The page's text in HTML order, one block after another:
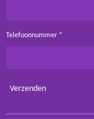
Telefoonnummer *
Verzenden